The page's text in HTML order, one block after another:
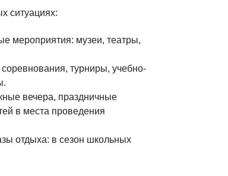
ситуациях:
мероприятия: музеи, театры,
турниры, учебно-
вечера, праздничные
в места проведения
отдыха: в сезон школьных